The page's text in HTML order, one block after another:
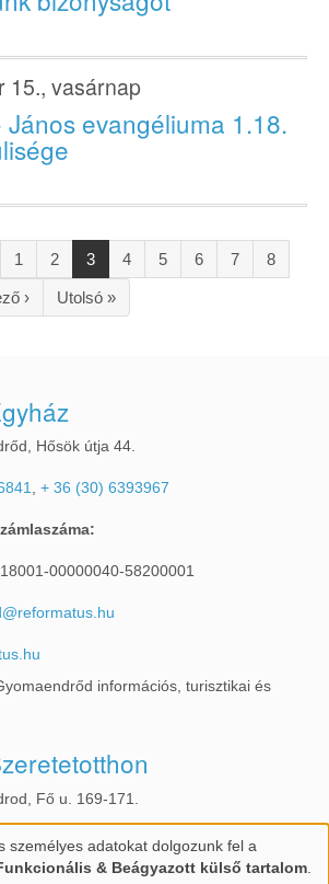
15., vasárnap
János evangéliuma 1.18.
Oldal
1 Oldal
2
Jelenlegi
oldal
3 Oldal
4 Oldal
5 Oldal
6 Oldal
7 Oldal
8
›
Utolsó
oldal
Utolsó »
Hősök útja 44.
, + 36 (30) 6393967
00000040-58200001
információs, turisztikai és
Fő u. 169-171.
,+36 (30) 6905720
személyes adatokat dolgozunk fel a
& Beágyazott külső tartalom